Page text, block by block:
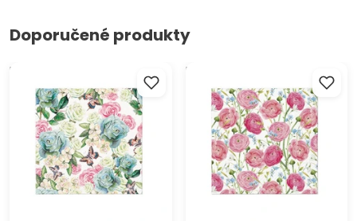
Doporučené produkty
Decoupage ubrousky -
Powder Garden - 1ks
Decoupage ubrousky -
Symphony of summer - 1ks